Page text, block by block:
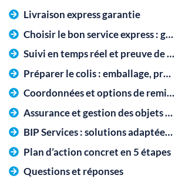
Livraison express garantie
Choisir le bon service express : garanties et cut-off
Suivi en temps réel et preuve de livraison
Préparer le colis : emballage, protection et étiquetage
Coordonnées et options de remise
Assurance et gestion des objets de valeur
BIP Services : solutions adaptées aux expéditeurs pressés
Plan d’action concret en 5 étapes
Questions et réponses